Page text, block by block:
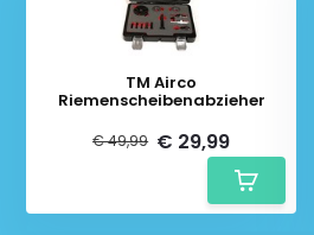
TM Airco
Riemenscheibenabzieher
€ 49,99 € 29,99